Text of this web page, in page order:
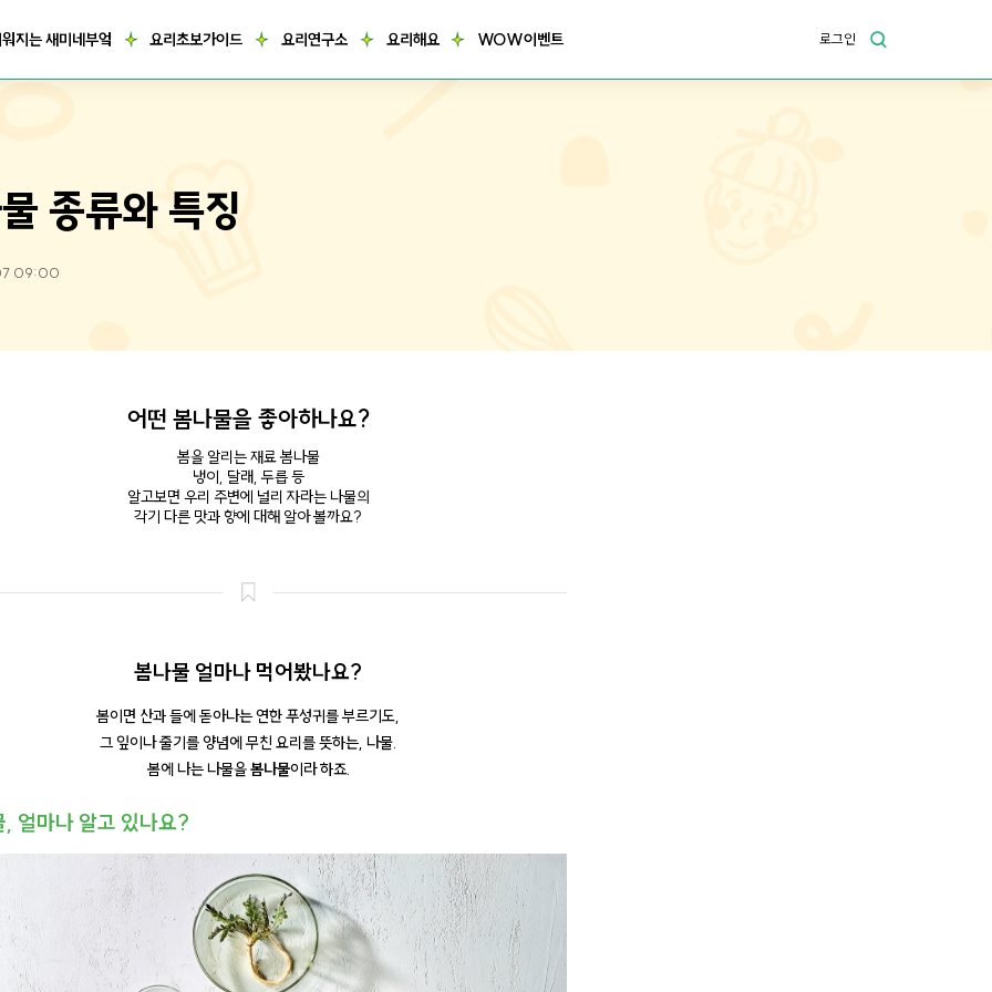
지는 새미네부엌 요리초보가이드 요리연구소 요리해요 WOW이벤트 로그인
종류와 특징
09:00
어떤 봄나물을 좋아하나요?
봄을 알리는 재료 봄나물
냉이, 달래, 두릅 등
알고보면 우리 주변에 널리 자라는 나물의
각기 다른 맛과 향에 대해 알아 볼까요?
봄나물 얼마나 먹어봤나요?
봄이면 산과 들에 돋아나는 연한 푸성귀를 부르기도,
그 잎이나 줄기를 양념에 무친 요리를 뜻하는, 나물.
봄에 나는 나물을봄나물이라 하죠.
얼마나 알고 있나요?